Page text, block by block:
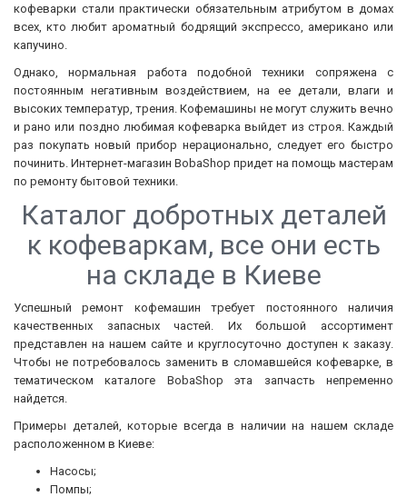
кофеварки стали практически обязательным атрибутом в домах
всех, кто любит ароматный бодрящий экспрессо, американо или
капучино.
Однако, нормальная работа подобной техники сопряжена с
постоянным негативным воздействием, на ее детали, влаги и
высоких температур, трения. Кофемашины не могут служить вечно
и рано или поздно любимая кофеварка выйдет из строя. Каждый
раз покупать новый прибор нерационально, следует его быстро
починить. Интернет-магазин BobaShop придет на помощь мастерам
по ремонту бытовой техники.
Каталог добротных деталей
к кофеваркам, все они есть
на складе в Киеве
Успешный ремонт кофемашин требует постоянного наличия
качественных запасных частей. Их большой ассортимент
представлен на нашем сайте и круглосуточно доступен к заказу.
Чтобы не потребовалось заменить в сломавшейся кофеварке, в
тематическом каталоге BobaShop эта запчасть непременно
найдется.
Примеры деталей, которые всегда в наличии на нашем складе
расположенном в Киеве:
Насосы;
Помпы;